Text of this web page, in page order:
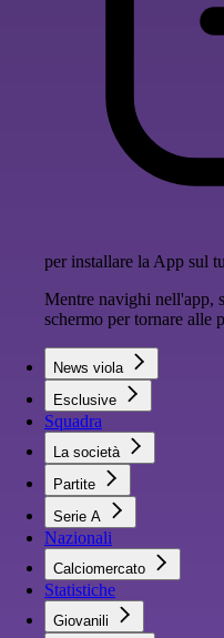
per installare la App sul
Mentre navighi nell'app,
schermo per tornare alle
News viola
Esclusive
Squadra
La società
Partite
Serie A
Nazionali
Calciomercato
Statistiche
Giovanili